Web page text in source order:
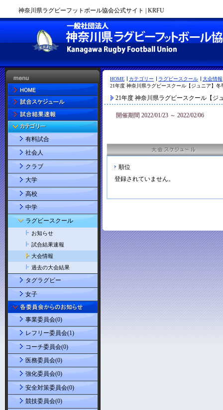
神奈川県ラグビーフットボール協会公式サイト | KRFU
HOME カテゴリー ラグビースクール
大会情報
21年度 神奈川県ラグビースクール【ジュニア】
21年度 神奈川県ラグビースクール【ジ
開催期間 2022/01/23 ～ 2022/02/06
順位
登録されていません。
有料試合
社会人
クラブ
大学
高校
中学
ラグビースクール
お知らせ
試合結果速報
大会情報
過去の大会結果
タグラグビー
女子
事業委員会(0)
レフリー委員会(1)
コーチ委員会(0)
医務委員会(0)
強化委員会(0)
安全対策委員会(0)
競技委員会(0)